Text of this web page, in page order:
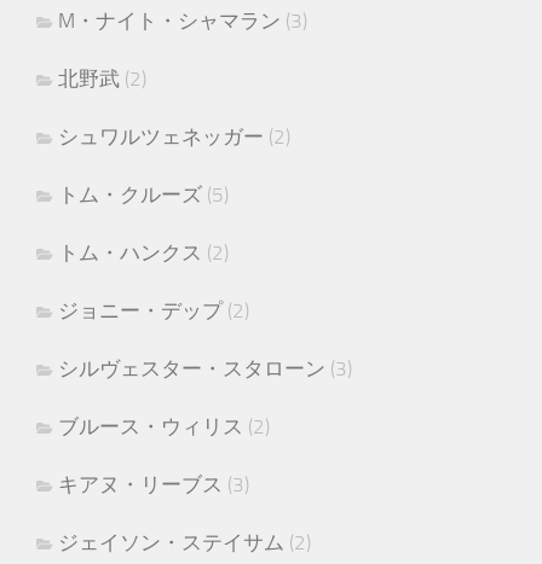
M・ナイト・シャマラン (3)
北野武 (2)
シュワルツェネッガー (2)
トム・クルーズ (5)
トム・ハンクス (2)
ジョニー・デップ(2)
シルヴェスター・スタローン (3)
ブルース・ウィリス (2)
キアヌ・リーブス (3)
ジェイソン・ステイサム (2)